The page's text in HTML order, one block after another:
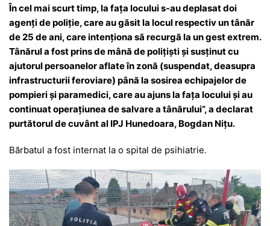
În cel mai scurt timp, la fața locului s-au deplasat doi
agenţi de poliţie, care au găsit la locul respectiv un tânăr
de 25 de ani, care intenţiona să recurgă la un gest extrem.
Tânărul a fost prins de mână de polițiști și susținut cu
ajutorul persoanelor aflate în zonă (suspendat, deasupra
infrastructurii feroviare) până la sosirea echipajelor de
pompieri şi paramedici, care au ajuns la faţa locului şi au
continuat operaţiunea de salvare a tânărului”, a declarat
purtătorul de cuvânt al IPJ Hunedoara, Bogdan Nițu.
Bărbatul a fost internat la o spital de psihiatrie.